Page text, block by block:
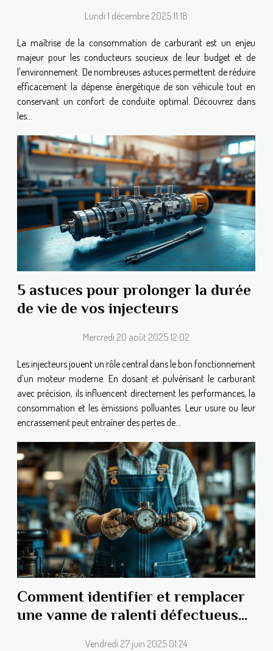
Lundi 1 décembre 2025 11:18
La maîtrise de la consommation de carburant est un enjeu
majeur pour les conducteurs soucieux de leur budget et de
l'environnement. De nombreuses astuces permettent de réduire
efficacement la dépense énergétique de son véhicule tout en
conservant un confort de conduite optimal. Découvrez dans
les...
5 astuces pour prolonger la durée
de vie de vos injecteurs
Mercredi 20 août 2025 12:02
Les injecteurs jouent un rôle central dans le bon fonctionnement
d’un moteur moderne. En dosant et pulvérisant le carburant
avec précision, ils influencent directement les performances, la
consommation et les émissions polluantes. Leur usure ou leur
encrassement peut entraîner des pertes de...
Comment identifier et remplacer
une vanne de ralenti défectueuse
Vendredi 27 juin 2025 01:24